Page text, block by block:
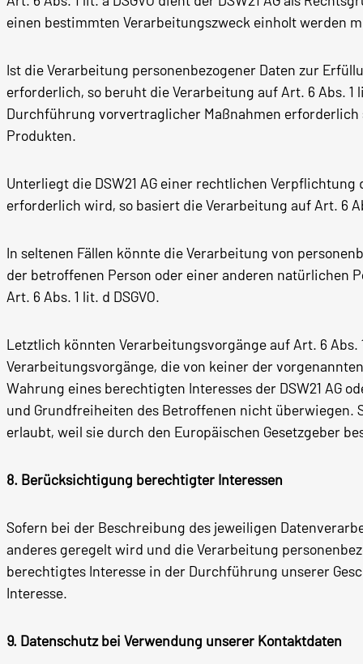
einen bestimmten Verarbeitungszweck einholt werden
Ist die Verarbeitung personenbezogener Daten zur
erforderlich, so beruht die Verarbeitung auf Art. 6 Abs. 1
Durchführung vorvertraglicher Maßnahmen
Produkten.
Unterliegt die DSW21 AG einer rechtlichen
erforderlich wird, so basiert die Verarbeitung auf Art. 6
In seltenen Fällen könnte die Verarbeitung von
der betroffenen Person oder einer anderen natürlichen
Art. 6 Abs. 1 lit. d DSGVO.
Letztlich könnten Verarbeitungsvorgänge auf Art. 6
Verarbeitungsvorgänge, die von keiner der
Wahrung eines berechtigten Interesses der DSW21 AG
und Grundfreiheiten des Betroffenen nicht überwiegen.
erlaubt, weil sie durch den Europäischen Gesetzgeber
8. Berücksichtigung berechtigter Interessen
Sofern bei der Beschreibung des jeweiligen
anderes geregelt wird und die Verarbeitung
berechtigtes Interesse in der Durchführung unserer
Interesse.
9. Datenschutz bei Verwendung unserer Kontaktdaten